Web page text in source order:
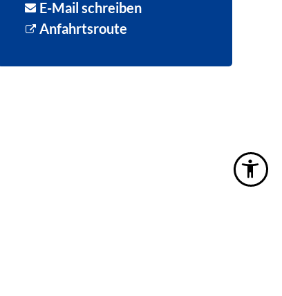
E-Mail schreiben
Anfahrtsroute